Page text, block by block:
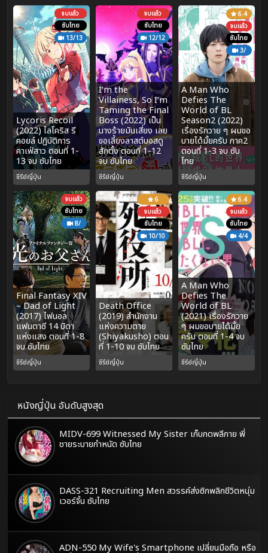
จบแล้ว
ซับไทย
13/13
Lycoris Recoil
(2022) ไลโคริส รี
คอยล์ ปฏิบัติการ
คาเฟ่สาว ตอนที่ 1-
13 จบ ซับไทย
ซีรีย์ญี่ปุ่น
จบแล้ว
ซับไทย
12/12
I’m the
Villainess, So I’m
Taming the Final
Boss (2022) เป็น
นางร้ายมันเสี่ยง เลย
ขอเลี้ยงลาสต์บอสดู
สักตั้ง ตอนที่ 1-12
จบ ซับไทย
ซีรีย์ญี่ปุ่น
6.4
จบแล้ว
ซับไทย
3/
A Man Who
Defies The
World of BL
Season2 (2022)
เรื่องรักวาย ๆ ผมขอ
บายได้มั้ยครับ ภาค2
ตอนที่ 1-3 จบ ซับ
ไทย
ซีรีย์ญี่ปุ่น
จบแล้ว
ซับไทย
8/
Final Fantasy XIV
– Dad of Light
(2017) ไฟนอล
แฟนตาซี 14 บิดา
แห่งแสง ตอนที่ 1-8
จบ ซับไทย
ซีรีย์ญี่ปุ่น
6
จบแล้ว
ซับไทย
10/10
Death Office
(2019) สำนักงาน
แห่งความตาย
(Shiyakusho) ตอน
ที่ 1-10 จบ ซับไทย
ซีรีย์ญี่ปุ่น
6.4
จบแล้ว
ซับไทย
4/4
A Man Who
Defies The
World of BL
(2021) เรื่องรักวาย
ๆ ผมขอบายได้มั้ย
ครับ ตอนที่ 1-4 จบ
ซับไทย
ซีรีย์ญี่ปุ่น
หนังญี่ปุ่น อันดับสูงสุด
MIDV-699 Witnessed My Sister เก็บกดพลีกาย พี่
ชายระบายกำหนัด ซับไทย
DASS-321 Recruiting Men สวรรค์ส่งซิกพลิกชีวิตหนุ่ม
เวอร์จิ้น ซับไทย
ADN-550 My Wife's Smartphone เปลี่ยนมือถือ หรือ